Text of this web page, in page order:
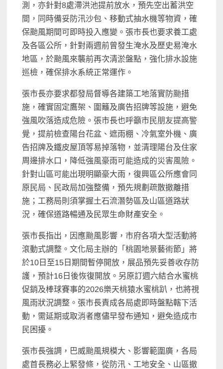
測，亦針對8處滯洪池提前放水，預先空出蓄洪空
間，同時備妥防汛沙包、移動式抽水機等物資，確
保颱風期間可即時投入應變。張市長也要求養工處
及各區公所，針對兩週前曾發生淹水及歷史易淹水
地區，於颱風來襲前再次清淤盤點，強化排水設施
巡檢，確保排水系統正常運作。
張市長亦要求都發局督導各建築工地落實防颱措
施，確實固定鷹架、圍籬及廣告招牌等設施，避免
強風吹落造成危險。張市長也呼籲市民朋友提高警
覺，提前檢查陽台花盆、遮雨棚、冷氣室外機、廣
告招牌及鐵皮屋頂等易掉落物，並清理陽台及住家
周邊排水口，降低強風豪雨可能造成的災害風險。
針對山區可能出現明顯豪大雨，復興區公所應會同
原民局、民政局加強整備，預先規劃疏散撤離措
施；工務局則須掌握土石流潛勢區及山區道路狀
況，確保道路暢通及民眾生命財產安全。
張市長指出，因應颱風影響，市府各項大型活動將
滾動式調整。文化局主辦的「桃園地景藝術節」將
於10日至15日期間暫停開放，展品預先妥善收存防
護，預計16日後恢復開放。另原訂週六結合水蜜桃
促銷及棒球賽事的2026樂天桃猿水蜜桃趴，也將視
風雨狀況調整。張市長責成各局處即時盤點轄下活
動，需延期或取消者應儘早發布通知，避免造成市
民困擾。
張市長強調，巴威颱風規模大、影響範圍廣，各局
處首長務必上緊發條，從防汛、工地安全、山區撤